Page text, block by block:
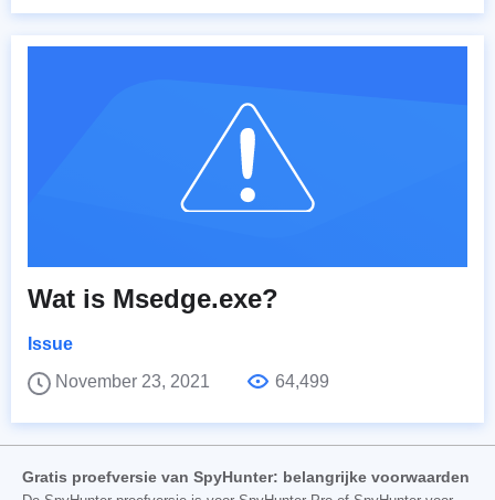
Wat is Msedge.exe?
Issue
November 23, 2021
64,499
Gratis proefversie van SpyHunter: belangrijke voorwaarden